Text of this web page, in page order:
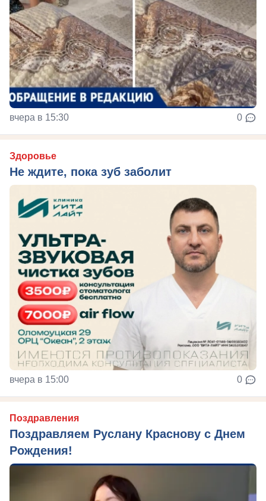
вчера в 15:30 0
Здоровье
Не ждите, пока зуб заболит
вчера в 15:00 0
Поздравления
Поздравляем Руслану Краснову с Днем
Рождения!